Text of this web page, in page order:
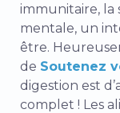
immunitaire, la
mentale, un
être.
de Soutenez
digestion est
complet ! Les